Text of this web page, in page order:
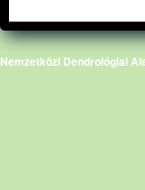
Nemzetközi Dendrológiai